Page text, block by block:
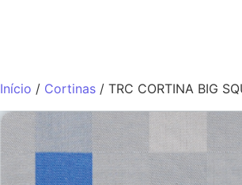
Início / Cortinas / TRC CORTINA BIG